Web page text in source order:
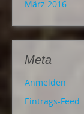
März 2016
Meta
Anmelden
Eintrags-Feed